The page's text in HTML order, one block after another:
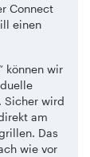
Connect
einen
können wir
Sicher wird
am
Das
wie vor